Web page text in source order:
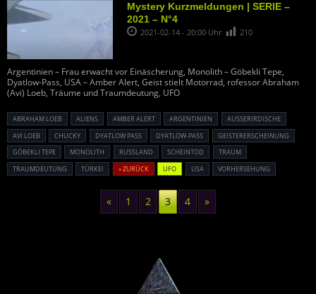
Mystery Kurzmeldungen | SERIE –
2021 – N°4
2021-02-14 - 20:00 Uhr 210
Argentinien – Frau erwacht vor Einäscherung, Monolith – Göbekli Tepe,
Dyatlow-Pass, USA – Amber Alert, Geist stielt Motorrad, rofessor Abraham
(Avi) Loeb, Träume und Traumdeutung, UFO
ABRAHAM LOEB ALIENS AMBER ALERT ARGENTINIEN
AUSSERIRDISCHE
AVI LOEB
CHUCKY DYATLOW PASS DYATLOW-PASS
GEISTERERSCHEINUNG
GÖBEKLI TEPE
MONOLITH RUSSLAND SCHEINTOD
TRAUM
TRAUMDEUTUNG
TÜRKEI « ZURÜCK UFO USA VORHERSEHUNG
« 1 2 3 4 »